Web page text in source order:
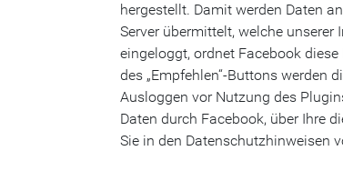
hergestellt. Damit werden Daten
Server übermittelt, welche
eingeloggt, ordnet Facebook
des „Empfehlen“-Buttons werden
Ausloggen vor Nutzung des
Daten durch Facebook, über Ihre
Sie in den Datenschutzhinweisen